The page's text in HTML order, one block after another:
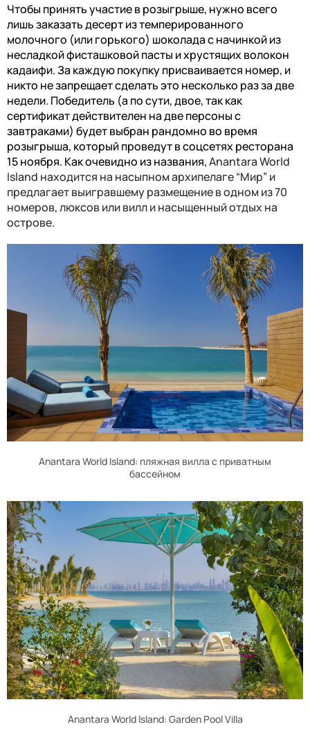
Чтобы принять участие в розыгрыше, нужно всего
лишь заказать десерт из темперированного
молочного (или горького) шоколада с начинкой из
несладкой фисташковой пасты и хрустящих волокон
кадаифи. За каждую покупку присваивается номер, и
никто не запрещает сделать это несколько раз за две
недели. Победитель (а по сути, двое, так как
сертификат действителен на две персоны с
завтраками) будет выбран рандомно во время
розыгрыша, который проведут в соцсетях ресторана
15 ноября. Как очевидно из названия,Anantara World
Island находится на насыпном архипелаге “Мир” и
предлагает выигравшему размещение в одном из 70
номеров, люксов или вилл и насыщенный отдых на
острове.
Anantara World Island: пляжная вилла с приватным
бассейном
Anantara World Island: Garden Pool Villa